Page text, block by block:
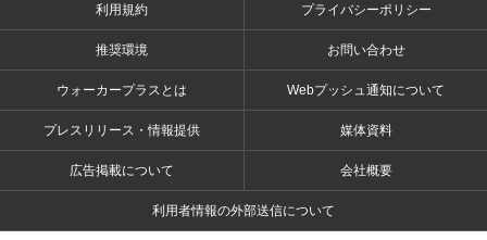
利用規約 プライバシーポリシー
推奨環境 お問い合わせ
ウォーカープラスとは Webプッシュ通知について
プレスリリース・情報提供 媒体資料
広告掲載について 会社概要
利用者情報の外部送信について